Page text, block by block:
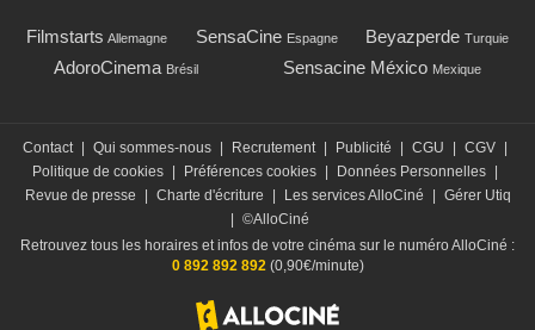
Filmstarts Allemagne SensaCine Espagne Beyazperde Turquie
AdoroCinema Brésil Sensacine México Mexique
Contact Qui sommes-nous Recrutement Publicité CGU CGV
Politique de cookies
Préférences cookies Données Personnelles
Revue de presse
Charte d'écriture Les services AlloCiné
Gérer Utiq
©AlloCiné
Retrouvez tous les horaires et infos de votre cinéma sur le numéro AlloCiné :
0 892 892 892(0,90€/minute)